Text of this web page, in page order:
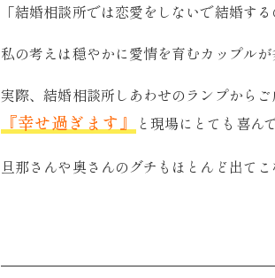
「結婚相談所では恋愛をしないで結婚する
私の考えは穏やかに愛情を育むカップルが
実際、結婚相談所しあわせのランプから
『幸せ過ぎます』 と現場にとても喜ん
旦那さんや奥さんのグチもほとんど出て